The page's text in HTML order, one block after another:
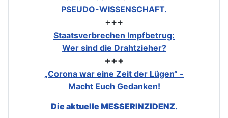
PSEUDO-WISSENSCHAFT.
+++
Staatsverbrechen Impfbetrug:
Wer sind die Drahtzieher?
+++
„Corona war eine Zeit der Lügen“ -
Macht Euch Gedanken!
Die aktuelle MESSERINZIDENZ.